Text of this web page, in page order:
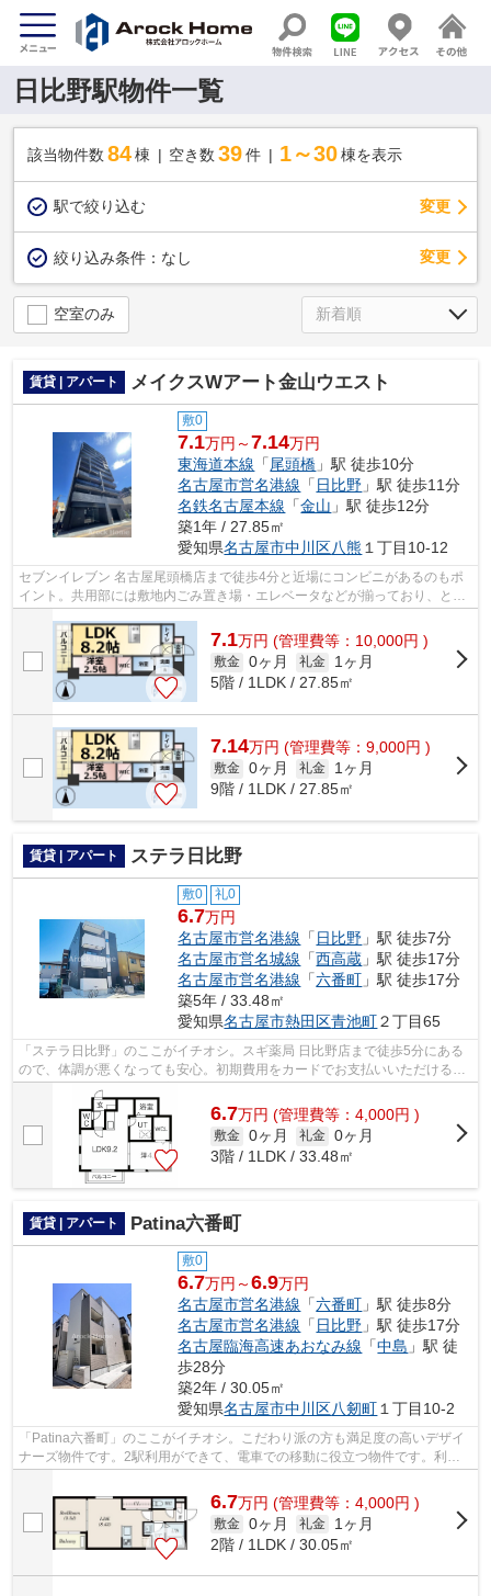
日比野駅物件一覧
該当物件数 84棟 空き数 39 件 1～30 棟を表示
駅で絞り込む 変更
絞り込み条件： なし 変更
空室のみ
賃貸 | アパート メイクスWアート金山ウエスト
敷0
7.1万円～7.14万円
東海道本線 「尾頭橋 」駅 徒歩10分
名古屋市営名港線 「 日比野 」駅 徒歩11分
名鉄名古屋本線 「金山 」駅 徒歩12分
築1年 / 27.85㎡
愛知県名古屋市中川区八熊 １丁目10-12
セブンイレブン 名古屋尾頭橋店まで徒歩4分と近場にコンビニがあるのもポ
イント。共用部には敷地内ごみ置き場・エレベータなどが揃っており、とて
も充実しています。こちらは初期費用...
7.1万円 (管理費等：10,000円 )
敷金 0ヶ月 礼金
1ヶ月
5階 / 1LDK / 27.85㎡
7.14万円 (管理費等：9,000円 )
敷金 0ヶ月 礼金
1ヶ月
9階 / 1LDK / 27.85㎡
賃貸 | アパート ステラ日比野
敷0 礼0
6.7万円
名古屋市営名港線 「 日比野 」駅 徒歩7分
名古屋市営名城線 「西高蔵 」駅 徒歩17分
名古屋市営名港線 「六番町 」駅 徒歩17分
築5年 / 33.48㎡
愛知県名古屋市熱田区青池町２丁目65
「ステラ日比野」のここがイチオシ。スギ薬局 日比野店まで徒歩5分にある
ので、体調が悪くなっても安心。初期費用をカードでお支払いいただけるの
で、カードで決済したい方にもおすす...
6.7万円 (管理費等：4,000円 )
敷金 0ヶ月 礼金 0ヶ月
3階 / 1LDK / 33.48㎡
賃貸 | アパート Patina六番町
敷0
6.7万円～6.9万円
名古屋市営名港線 「六番町 」駅 徒歩8分
名古屋市営名港線 「 日比野 」駅 徒歩17分
名古屋臨海高速あおなみ線 「中島 」駅 徒
歩28分
築2年 / 30.05㎡
愛知県名古屋市中川区八剱町１丁目10-2
「Patina六番町」のここがイチオシ。こだわり派の方も満足度の高いデザイ
ナーズ物件です。2駅利用ができて、電車での移動に役立つ物件です。利便
6.7万円 (管理費等：4,000円 )
敷金 0ヶ月 礼金
1ヶ月
2階 / 1LDK / 30.05㎡